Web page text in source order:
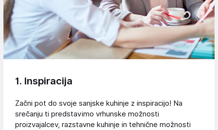
1. Inspiracija
Začni pot do svoje sanjske kuhinje z inspiracijo! Na
srečanju ti predstavimo vrhunske možnosti
proizvajalcev, razstavne kuhinje in tehnične možnosti